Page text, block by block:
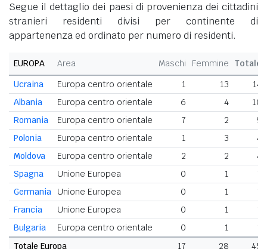
Segue il dettaglio dei paesi di provenienza dei cittadini
stranieri residenti divisi per continente di
appartenenza ed ordinato per numero di residenti.
EUROPA Area Maschi Femmine
Totale
Ucraina
Europa centro orientale 1 13
14
Albania
Europa centro orientale 6 4
10
Romania
Europa centro orientale 7 2
9
Polonia
Europa centro orientale 1 3
4
Moldova
Europa centro orientale 2 2
4
Spagna
Unione Europea 0 1
Germania
Unione Europea 0 1
Francia
Unione Europea 0 1
Bulgaria
Europa centro orientale 0 1
Totale Europa
17 28 45